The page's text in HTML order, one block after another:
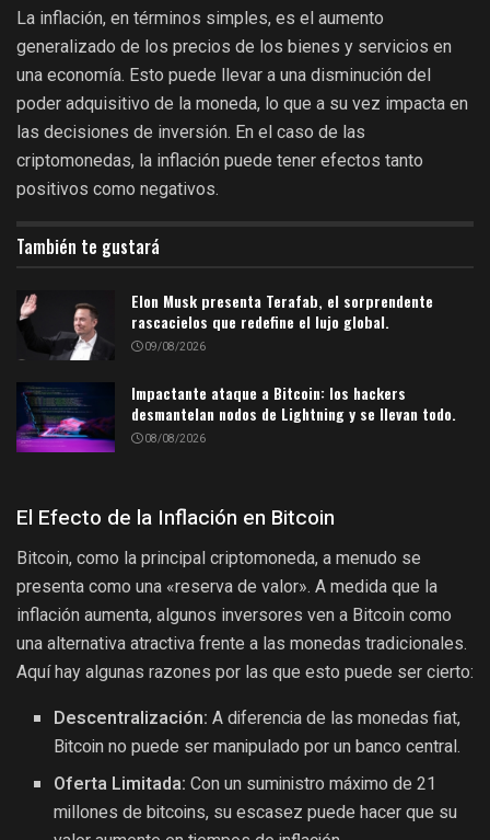
La inflación, en términos simples, es el aumento
generalizado de los precios de los bienes y servicios en
una economía. Esto puede llevar a una disminución del
poder adquisitivo de la moneda, lo que a su vez impacta en
las decisiones de inversión. En el caso de las
criptomonedas, la inflación puede tener efectos tanto
positivos como negativos.
También te gustará
Elon Musk presenta Terafab, el sorprendente
rascacielos que redefine el lujo global.
09/08/2026
Impactante ataque a Bitcoin: los hackers
desmantelan nodos de Lightning y se llevan todo.
08/08/2026
El Efecto de la Inflación en Bitcoin
Bitcoin, como la principal criptomoneda, a menudo se
presenta como una «reserva de valor». A medida que la
inflación aumenta, algunos inversores ven a Bitcoin como
una alternativa atractiva frente a las monedas tradicionales.
Aquí hay algunas razones por las que esto puede ser cierto:
Descentralización: A diferencia de las monedas fiat,
Bitcoin no puede ser manipulado por un banco central.
Oferta Limitada: Con un suministro máximo de 21
millones de bitcoins, su escasez puede hacer que su